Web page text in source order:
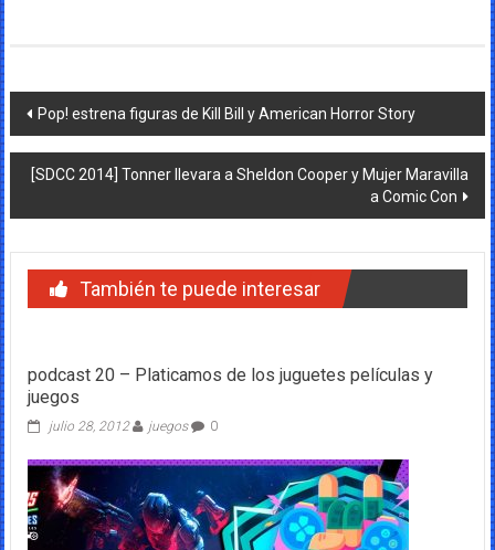
Navegación
de
entradas
Pop! estrena figuras de Kill Bill y American Horror Story
[SDCC 2014] Tonner llevara a Sheldon Cooper y Mujer Maravilla
a Comic Con
También te puede interesar
podcast 20 – Platicamos de los juguetes películas y
juegos
julio 28, 2012 juegos 0